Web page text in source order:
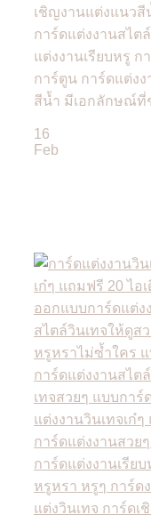
เชิญงานแต่งแนวสี
การ์ดแต่งงานสไต
แต่งงานเรียบหรู
การ์ตูน การ์ดแต่งง
สีน้ำ มีเอกลักษณ์ที่
16
Feb